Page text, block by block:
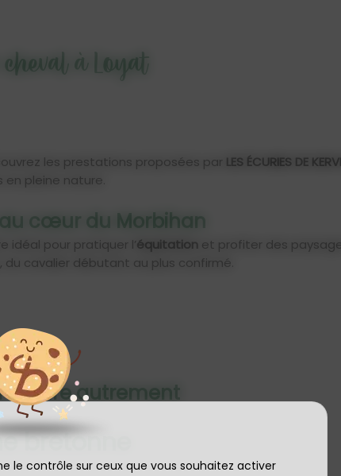
le contrôle sur ceux que vous souhaitez activer
à Loyat
les prestations proposées par LES ÉCURIES DE
pleine nature.
cœur du Morbihan
idéal pour pratiquer l’équitation et profiter des
cavalier débutant au plus confirmé.
nature autrement
bretonne